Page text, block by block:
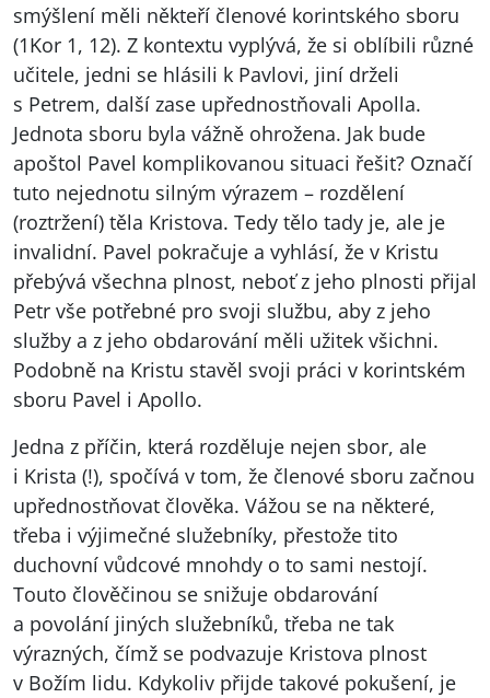
smýšlení měli někteří členové korintského sboru
(1Kor 1, 12). Z kontextu vyplývá, že si oblíbili různé
učitele, jedni se hlásili k Pavlovi, jiní drželi
s Petrem, další zase upřednostňovali Apolla.
Jednota sboru byla vážně ohrožena. Jak bude
apoštol Pavel komplikovanou situaci řešit? Označí
tuto nejednotu silným výrazem – rozdělení
(roztržení) těla Kristova. Tedy tělo tady je, ale je
invalidní. Pavel pokračuje a vyhlásí, že v Kristu
přebývá všechna plnost, neboť z jeho plnosti přijal
Petr vše potřebné pro svoji službu, aby z jeho
služby a z jeho obdarování měli užitek všichni.
Podobně na Kristu stavěl svoji práci v korintském
sboru Pavel i Apollo.
Jedna z příčin, která rozděluje nejen sbor, ale
i Krista (!), spočívá v tom, že členové sboru začnou
upřednostňovat člověka. Vážou se na některé,
třeba i výjimečné služebníky, přestože tito
duchovní vůdcové mnohdy o to sami nestojí.
Touto člověčinou se snižuje obdarování
a povolání jiných služebníků, třeba ne tak
výrazných, čímž se podvazuje Kristova plnost
v Božím lidu. Kdykoliv přijde takové pokušení, je